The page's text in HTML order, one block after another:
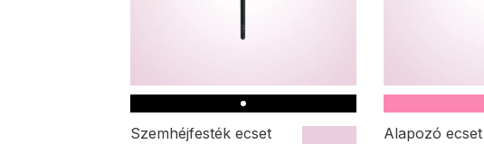
Szemhéjfesték ecset Alapozó ecset